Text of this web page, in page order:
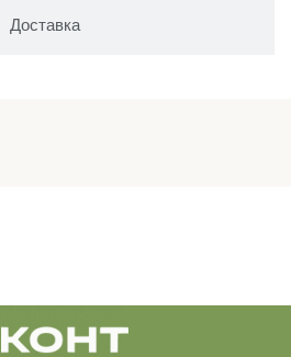
Доставка